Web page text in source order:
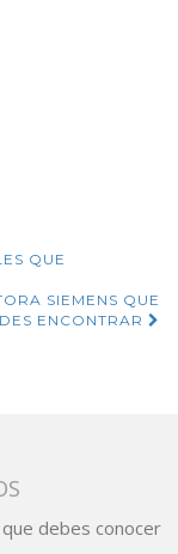
QUE
SIEMENS QUE
ENCONTRAR
debes conocer